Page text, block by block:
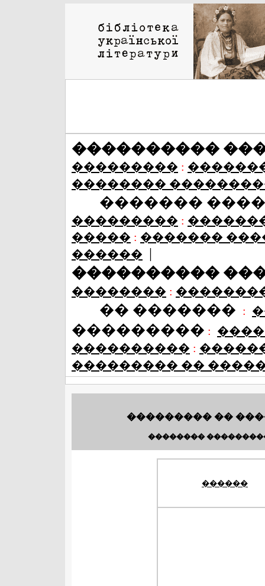
����������
��������� :
��������
�������
��������� :
����� : �������
������ |
����������
�������� :
�� ������� :
��������� :
���������� :
��������� ��
��������� ��
��������
������